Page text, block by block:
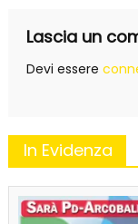
Lascia un
Devi essere
In Evidenza